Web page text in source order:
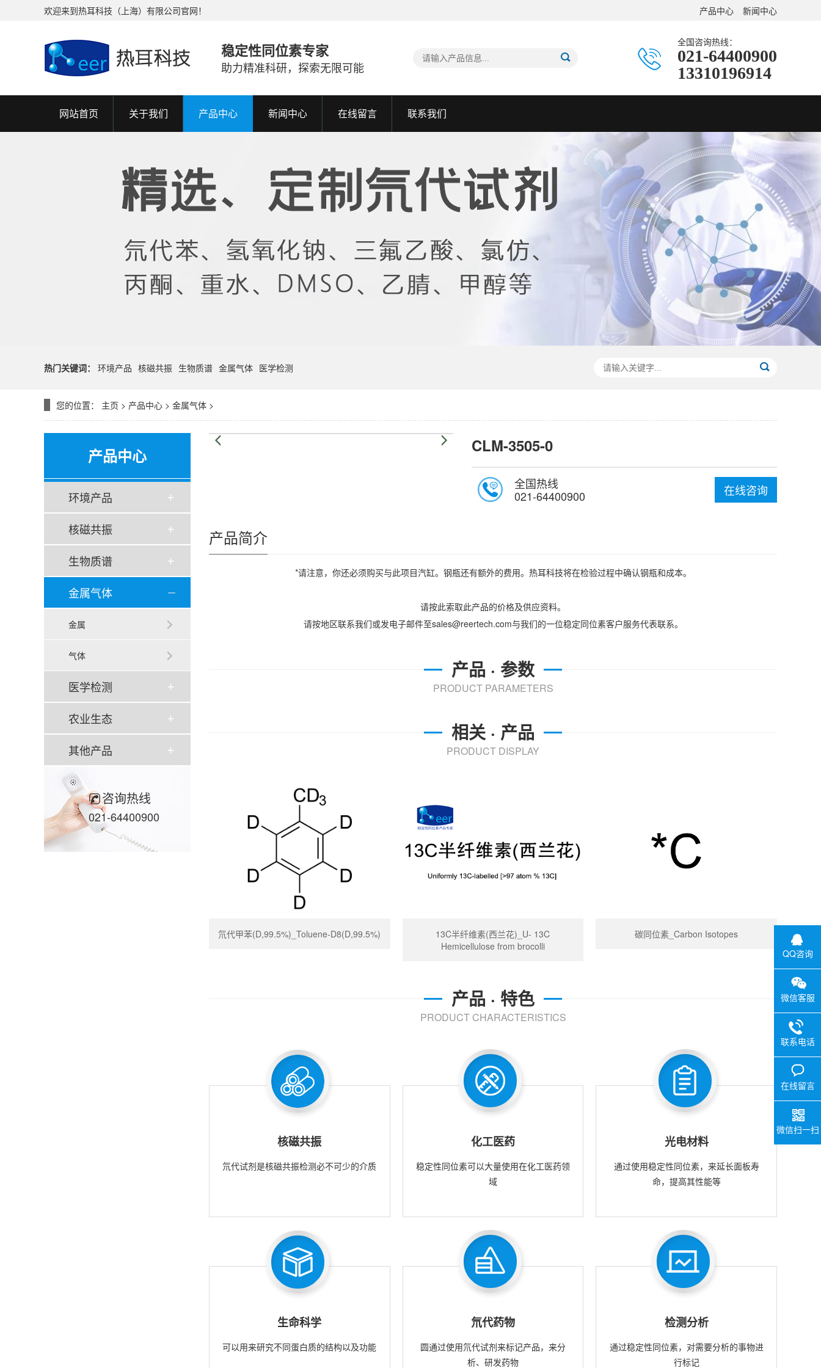
产品中心 新闻中心
欢迎来到热耳科技（上海）有限公司官网！
稳定性同位素专家
助力精准科研，探索无限可能
全国咨询热线：
021-64400900
13310196914
网站首页 关于我们 产品中心 新闻中心 在线留言 联系我们
热门关键词： 环境产品 核磁共振 生物质谱 金属气体 医学检测
您的位置： 主页 > 产品中心 > 金属气体 >
产品中心
环境产品
核磁共振
生物质谱
金属气体
金属
气体
医学检测
农业生态
其他产品
咨询热线
021-64400900
CLM-3505-0
在线咨询
全国热线
021-64400900
产品简介
*请注意，你还必须购买与此项目汽缸。钢瓶还有额外的费用。热耳科技将在检验过程中确认钢瓶和成本。
请按此索取此产品的价格及供应资料。
请按地区联系我们或发电子邮件至sales@reertech.com与我们的一位稳定同位素客户服务代表联系。
产品 · 参数
PRODUCT PARAMETERS
相关 · 产品
PRODUCT DISPLAY
氘代甲苯(D,99.5%)_Toluene-D8(D,99.5%)
13C半纤维素(西兰花)_U- 13C
Hemicellulose from brocolli
碳同位素_Carbon Isotopes
产品 · 特色
PRODUCT CHARACTERISTICS
核磁共振
氘代试剂是核磁共振检测必不可少的介质
化工医药
稳定性同位素可以大量使用在化工医药领
域
光电材料
通过使用稳定性同位素，来延长面板寿
命，提高其性能等
生命科学
可以用来研究不同蛋白质的结构以及功能
氘代药物
圆通过使用氘代试剂来标记产品，来分
析、研发药物
检测分析
通过稳定性同位素，对需要分析的事物进
行标记
QQ咨询
微信客服
联系电话
在线留言
微信扫一扫